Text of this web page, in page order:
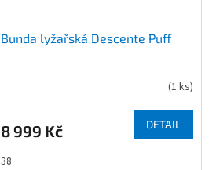
Bunda lyžařská Descente Puff
(1 ks)
8 999 Kč DETAIL
38